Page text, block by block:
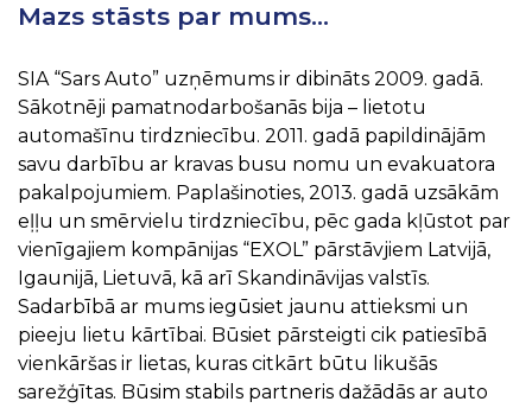
Mazs stāsts par mums…
SIA “Sars Auto” uzņēmums ir dibināts 2009. gadā.
Sākotnēji pamatnodarbošanās bija – lietotu
automašīnu tirdzniecību. 2011. gadā papildinājām
savu darbību ar kravas busu nomu un evakuatora
pakalpojumiem. Paplašinoties, 2013. gadā uzsākām
eļļu un smērvielu tirdzniecību, pēc gada kļūstot par
vienīgajiem kompānijas “EXOL” pārstāvjiem Latvijā,
Igaunijā, Lietuvā, kā arī Skandināvijas valstīs.
Sadarbībā ar mums iegūsiet jaunu attieksmi un
pieeju lietu kārtībai. Būsiet pārsteigti cik patiesībā
vienkāršas ir lietas, kuras citkārt būtu likušās
sarežģītas. Būsim stabils partneris dažādās ar auto